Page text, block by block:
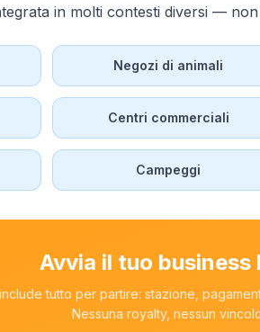
in molti contesti diversi —
Negozi di animali
Centri commerciali
Campeggi
Avvia il tuo business
tutto per partire: stazione,
Nessuna royalty, nessun